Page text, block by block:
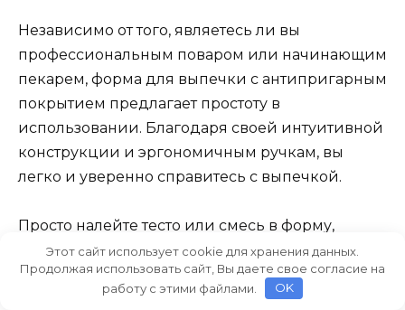
Независимо от того, являетесь ли вы
профессиональным поваром или начинающим
пекарем, форма для выпечки с антипригарным
покрытием предлагает простоту в
использовании. Благодаря своей интуитивной
конструкции и эргономичным ручкам, вы
легко и уверенно справитесь с выпечкой.
Просто налейте тесто или смесь в форму,
равномерно распределите и отправьте в
духовку. За считанные минуты вы получите
идеально испеченное блюдо, благодаря
Этот сайт использует cookie для хранения данных.
Продолжая использовать сайт, Вы даете свое согласие на
работу с этими файлами.
OK